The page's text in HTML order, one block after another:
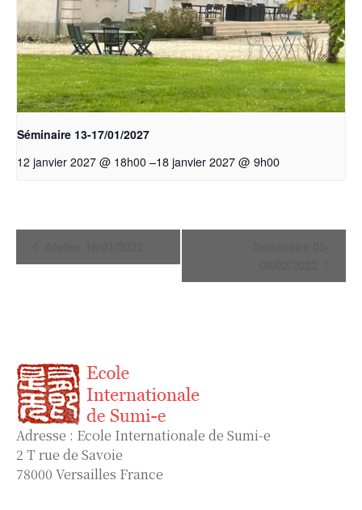
Séminaire 13-17/01/2027
12 janvier 2027 @ 18h00 –18 janvier 2027 @ 9h00
Évènement
Adresse : Ecole Internationale de Sumi-e
2 T rue de Savoie
78000 Versailles France